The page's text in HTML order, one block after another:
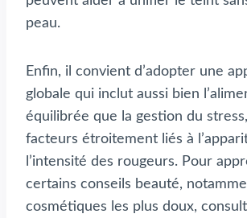
peau.
Enfin, il convient d’adopter une
globale qui inclut aussi bien
équilibrée que la gestion du
facteurs étroitement liés à
l’intensité des rougeurs. Pour
certains conseils beauté,
cosmétiques les plus doux,